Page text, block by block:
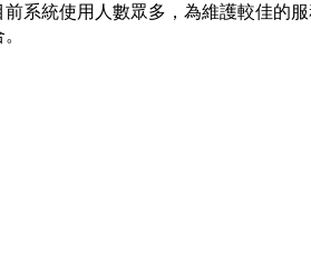
系統使用人數眾多，為維護較佳的